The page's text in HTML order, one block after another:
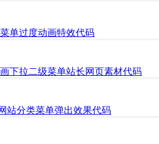
单过度动画特效代码
画下拉二级菜单站长网页素材代码
站分类菜单弹出效果代码